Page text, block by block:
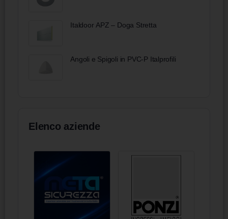
Italdoor APZ – Doga Stretta
Angoli e Spigoli in PVC-P Italprofili
Elenco aziende